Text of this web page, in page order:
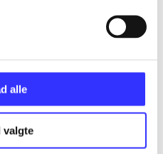
alle
valgte
: Det konkretes videnskab